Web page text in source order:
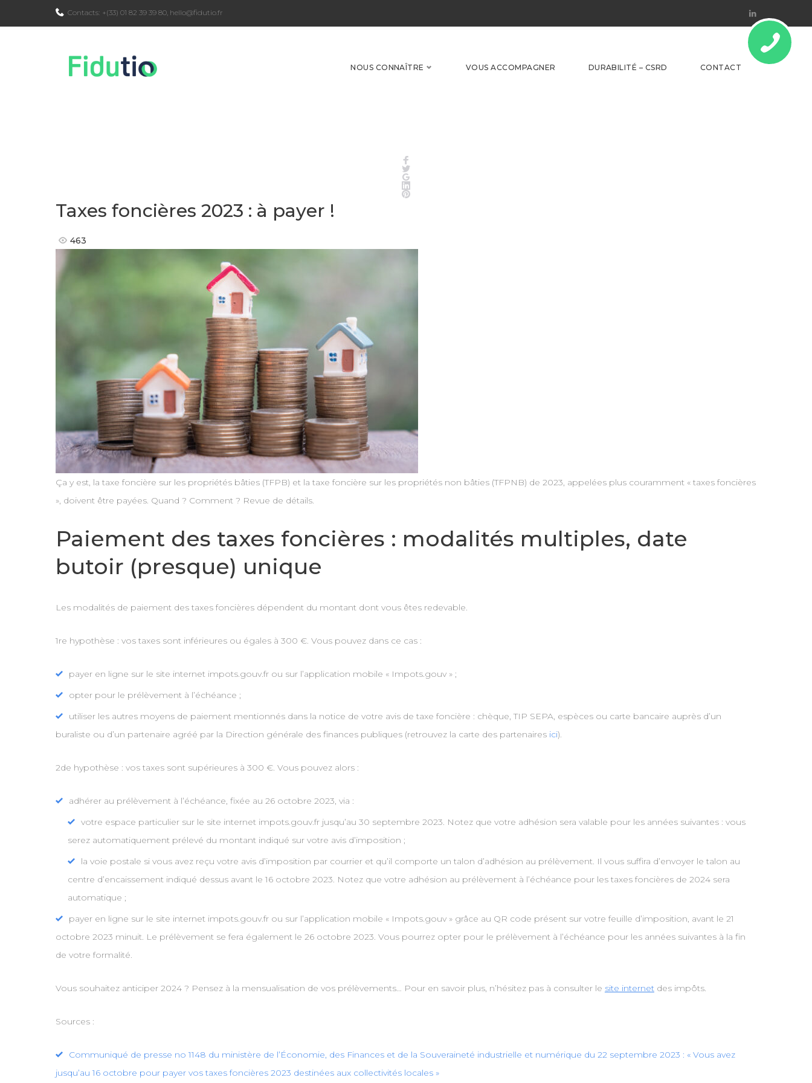
to
Contacts: +(33) 01 82 39 39 80, hello@fidutio.fr
Linkedin
NOUS CONNAÎTRE VOUS ACCOMPAGNER DURABILITÉ – CSRD CONTACT
Twitter
Pinterest
Taxes foncières 2023 : à payer !
463
Ça y est, la taxe foncière sur les propriétés bâties (TFPB) et la taxe foncière sur les propriétés non bâties (TFPNB) de 2023, appelées plus couramment « taxes foncières
», doivent être payées. Quand ? Comment ? Revue de détails.
Paiement des taxes foncières : modalités multiples, date
butoir (presque) unique
Les modalités de paiement des taxes foncières dépendent du montant dont vous êtes redevable.
1re hypothèse : vos taxes sont inférieures ou égales à 300 €. Vous pouvez dans ce cas :
payer en ligne sur le site internet impots.gouv.fr ou sur l’application mobile « Impots.gouv » ;
opter pour le prélèvement à l’échéance ;
utiliser les autres moyens de paiement mentionnés dans la notice de votre avis de taxe foncière : chèque, TIP SEPA, espèces ou carte bancaire auprès d’un
buraliste ou d’un partenaire agréé par la Direction générale des finances publiques (retrouvez la carte des partenaires ici).
2de hypothèse : vos taxes sont supérieures à 300 €. Vous pouvez alors :
adhérer au prélèvement à l’échéance, fixée au 26 octobre 2023, via :
votre espace particulier sur le site internet impots.gouv.fr jusqu’au 30 septembre 2023. Notez que votre adhésion sera valable pour les années suivantes : vous
serez automatiquement prélevé du montant indiqué sur votre avis d’imposition ;
la voie postale si vous avez reçu votre avis d’imposition par courrier et qu’il comporte un talon d’adhésion au prélèvement. Il vous suffira d’envoyer le talon au
centre d’encaissement indiqué dessus avant le 16 octobre 2023. Notez que votre adhésion au prélèvement à l’échéance pour les taxes foncières de 2024 sera
automatique ;
payer en ligne sur le site internet impots.gouv.fr ou sur l’application mobile « Impots.gouv » grâce au QR code présent sur votre feuille d’imposition, avant le 21
octobre 2023 minuit. Le prélèvement se fera également le 26 octobre 2023. Vous pourrez opter pour le prélèvement à l’échéance pour les années suivantes à la fin
de votre formalité.
Vous souhaitez anticiper 2024 ? Pensez à la mensualisation de vos prélèvements… Pour en savoir plus, n’hésitez pas à consulter le site internetdes impôts.
Sources :
Communiqué de presse no 1148 du ministère de l’Économie, des Finances et de la Souveraineté industrielle et numérique du 22 septembre 2023 : « Vous avez
jusqu’au 16 octobre pour payer vos taxes foncières 2023 destinées aux collectivités locales »